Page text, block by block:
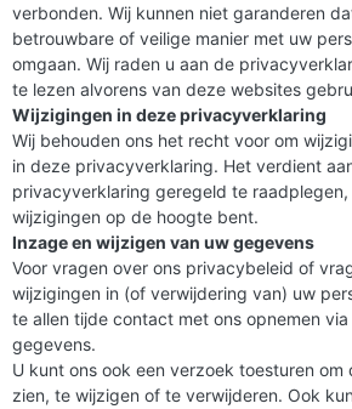
verbonden. Wij kunnen niet garanderen
betrouwbare of veilige manier met uw
omgaan. Wij raden u aan de
te lezen alvorens van deze websites
Wijzigingen in deze privacyverklaring
Wij behouden ons het recht voor om
in deze privacyverklaring. Het verdient
privacyverklaring geregeld te
wijzigingen op de hoogte bent.
Inzage en wijzigen van uw gegevens
Voor vragen over ons privacybeleid of
wijzigingen in (of verwijdering van) uw
te allen tijde contact met ons opnemen
gegevens.
U kunt ons ook een verzoek toesturen
zien, te wijzigen of te verwijderen. Ook